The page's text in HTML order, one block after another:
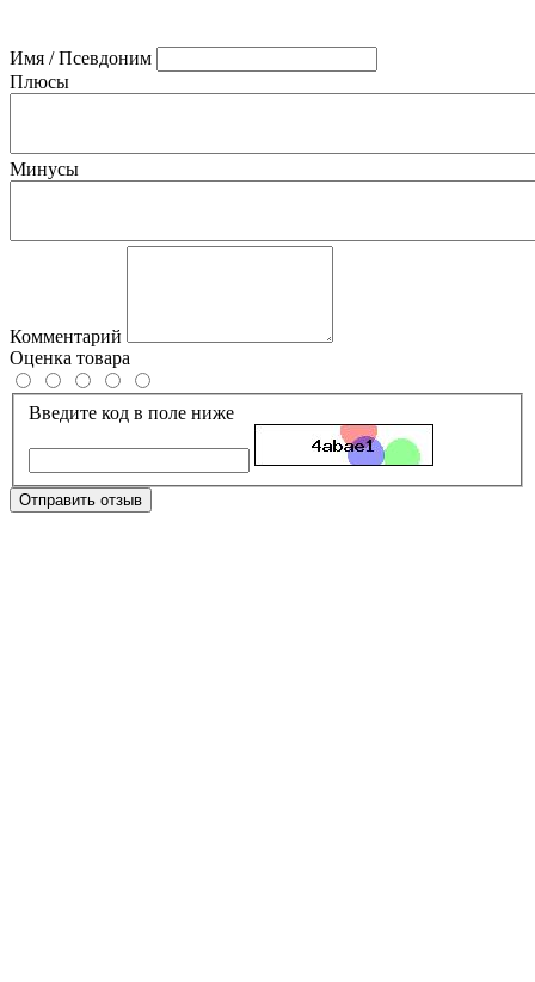
Имя / Псевдоним
Плюсы
Минусы
Комментарий
Оценка товара
Введите код в поле ниже
Отправить отзыв